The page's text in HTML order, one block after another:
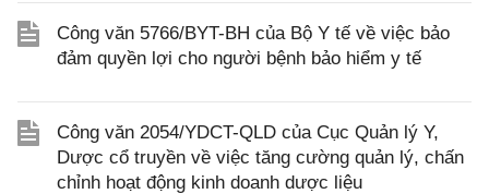
Công văn 5766/BYT-BH của Bộ Y tế về việc bảo
đảm quyền lợi cho người bệnh bảo hiểm y tế
Công văn 2054/YDCT-QLD của Cục Quản lý Y,
Dược cổ truyền về việc tăng cường quản lý, chấn
chỉnh hoạt động kinh doanh dược liệu